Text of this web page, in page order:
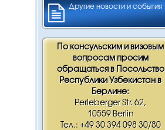
Другие новости и события
По консульским и визовым
вопросам просим
обращаться в Посольство
Республики Узбекистан в
Берлине:
Perleberger Str. 62,
10559 Berlin
Тел.: +49 30 394 098 30/80